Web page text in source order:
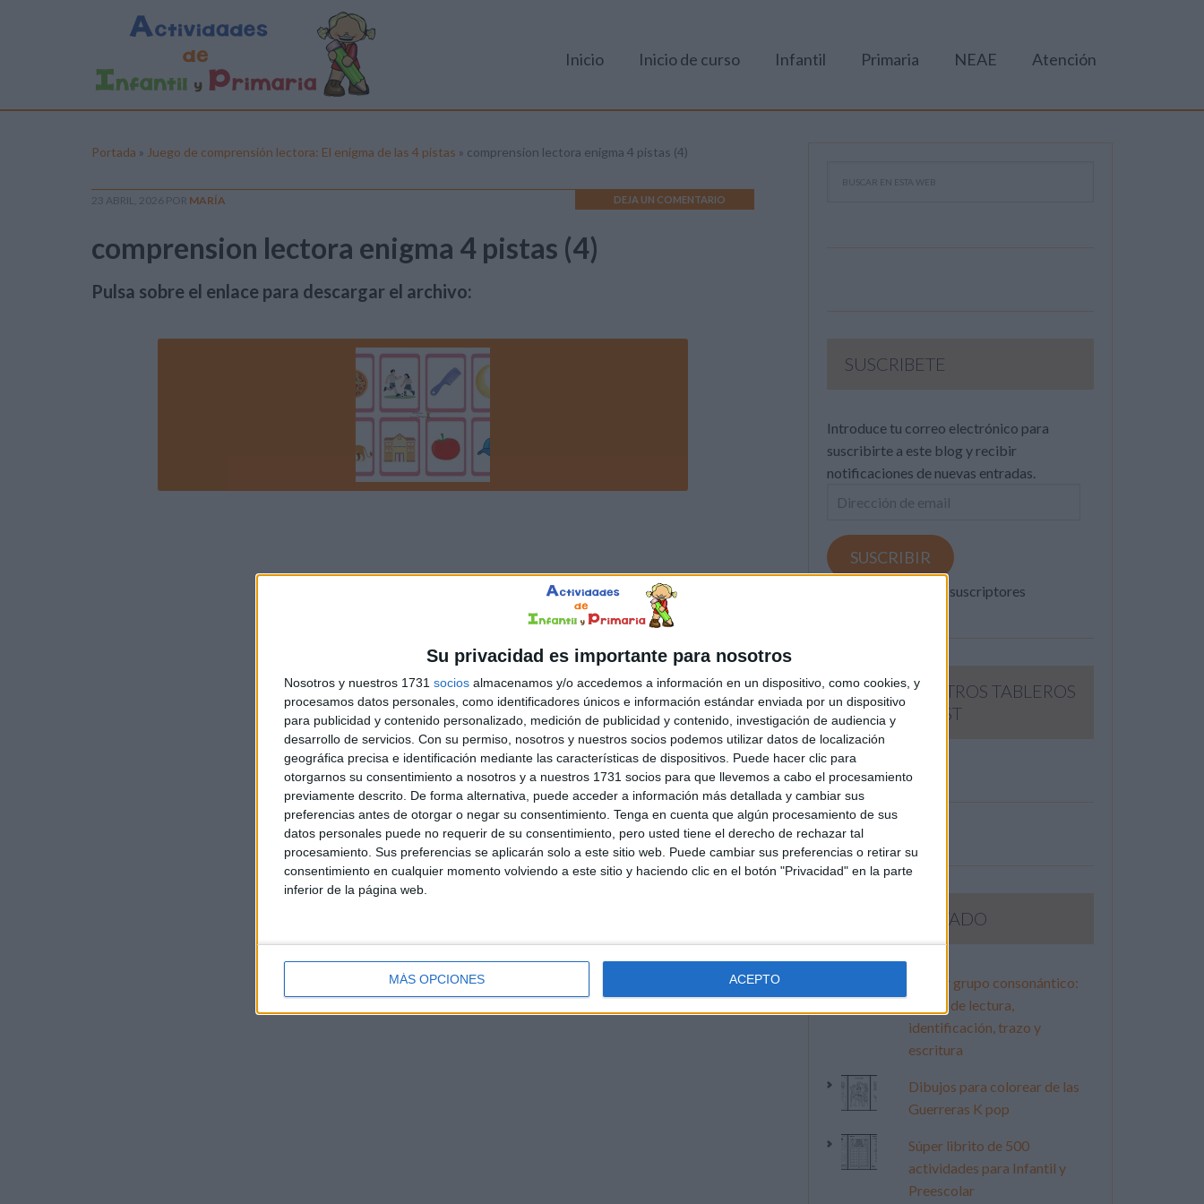
Su privacidad es importante para nosotros
Nosotros y nuestros 1731 socios almacenamos y/o accedemos a información en un dispositivo, como cookies, y
procesamos datos personales, como identificadores únicos e información estándar enviada por un dispositivo
para publicidad y contenido personalizado, medición de publicidad y contenido, investigación de audiencia y
desarrollo de servicios. Con su permiso, nosotros y nuestros socios podemos utilizar datos de localización
geográfica precisa e identificación mediante las características de dispositivos. Puede hacer clic para
otorgarnos su consentimiento a nosotros y a nuestros 1731 socios para que llevemos a cabo el procesamiento
previamente descrito. De forma alternativa, puede acceder a información más detallada y cambiar sus
preferencias antes de otorgar o negar su consentimiento. Tenga en cuenta que algún procesamiento de sus
datos personales puede no requerir de su consentimiento, pero usted tiene el derecho de rechazar tal
procesamiento. Sus preferencias se aplicarán solo a este sitio web. Puede cambiar sus preferencias o retirar su
consentimiento en cualquier momento volviendo a este sitio y haciendo clic en el botón "Privacidad" en la parte
inferior de la página web.
MÁS OPCIONES ACEPTO
Inicio Inicio de curso Infantil Primaria NEAE Atención
Portada » Juego de comprensión lectora: El enigma de las 4 pistas » comprension lectora enigma 4 pistas (4)
23 ABRIL, 2026 POR MARÍA DEJA UN COMENTARIO
comprension lectora enigma 4 pistas (4)
Pulsa sobre el enlace para descargar el archivo:
SUSCRIBETE
Introduce tu correo electrónico para
suscribirte a este blog y recibir
notificaciones de nuevas entradas.
Dirección
email
SUSCRIBIR
Únete a otros 371K suscriptores
SIGUE NUESTROS TABLEROS
EN PINTEREST
LO MÁS VISITADO
Primer grupo consonántico:
Fichas de lectura,
identificación, trazo y
escritura
Dibujos para colorear de las
Guerreras K pop
Súper librito de 500
actividades para Infantil y
Preescolar